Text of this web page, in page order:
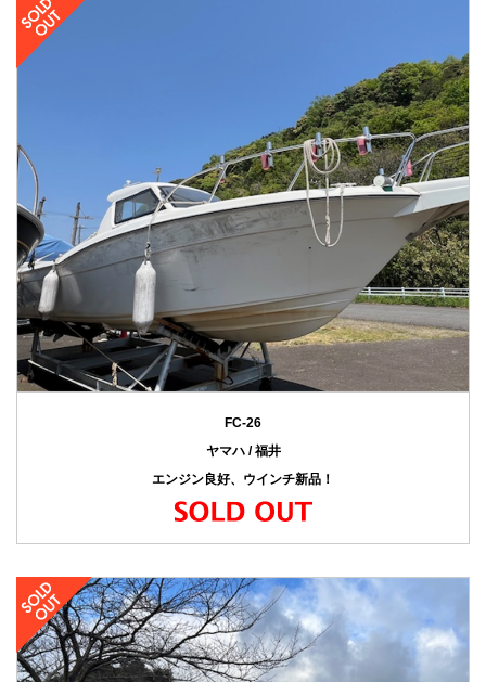
FC-26
ヤマハ / 福井
エンジン良好、ウインチ新品！